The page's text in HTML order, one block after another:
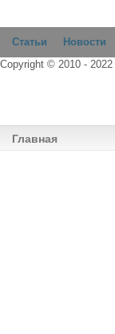
Статьи Новости
Copyright © 2010 - 2022
Главная